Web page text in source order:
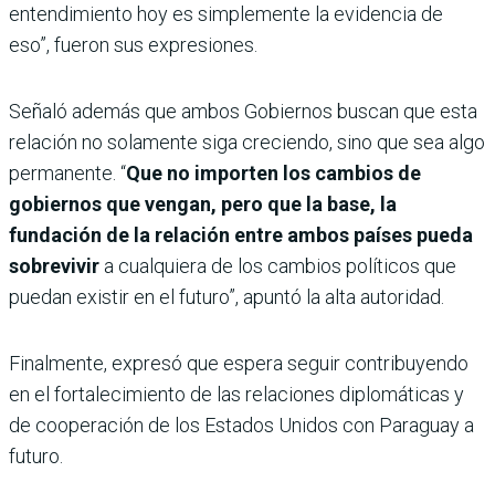
entendimiento hoy es simplemente la evidencia de
eso”, fueron sus expresiones.
Señaló además que ambos Gobiernos buscan que esta
relación no solamente siga creciendo, sino que sea algo
permanente. “Que no importen los cambios de
gobiernos que vengan, pero que la base, la
fundación de la relación entre ambos países pueda
sobrevivir a cualquiera de los cambios políticos que
puedan existir en el futuro”, apuntó la alta autoridad.
Finalmente, expresó que espera seguir contribuyendo
en el fortalecimiento de las relaciones diplomáticas y
de cooperación de los Estados Unidos con Paraguay a
futuro.